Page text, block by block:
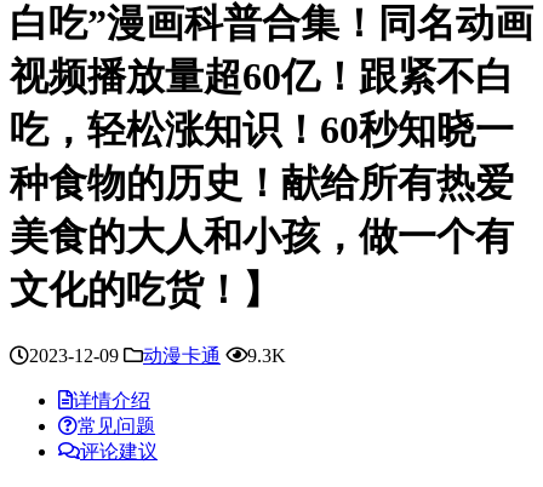
白吃”漫画科普合集！同名动画
视频播放量超60亿！跟紧不白
吃，轻松涨知识！60秒知晓一
种食物的历史！献给所有热爱
美食的大人和小孩，做一个有
文化的吃货！】
2023-12-09 动漫卡通 9.3K
详情介绍
常见问题
评论建议